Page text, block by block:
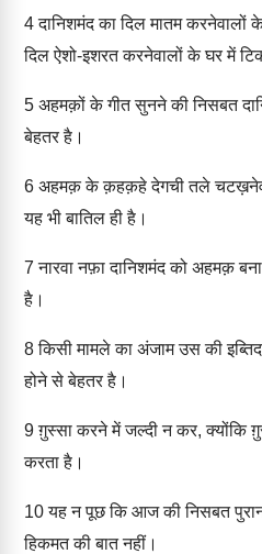
4दानिशमंद का दिल मातम
दिल ऐशो-इशरत करनेवालों के घर में
5 अहमक़ों के गीत सुनने की निसबत
बेहतर है।
6 अहमक़ के क़हक़हे देगची तले
यह भी बातिल ही है।
7 नारवा नफ़ा दानिशमंद को अहमक़
है।
8किसी मामले का अंजाम उस की
होने से बेहतर है।
9ग़ुस्सा करने में जल्दी न कर, क्योंकि
करता है।
10यह न पूछ कि आज की निसबत
हिकमत की बात नहीं।